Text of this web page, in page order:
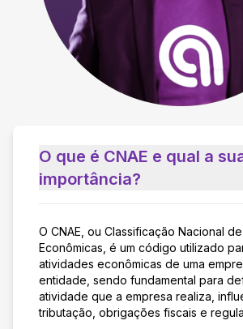
O que é CNAE e qual a
importância?
O CNAE, ou Classificação Nacional
Econômicas, é um código utilizado
atividades econômicas de uma
entidade, sendo fundamental para
atividade que a empresa realiza,
tributação, obrigações fiscais e